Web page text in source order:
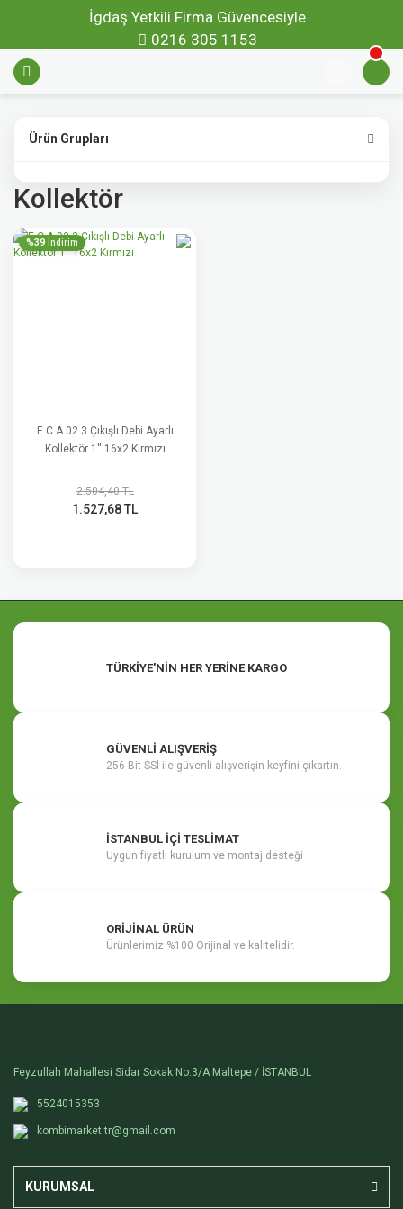
İgdaş Yetkili Firma Güvencesiyle
0216 305 1153
Ürün Grupları
Kollektör
%39 indirim
E.C.A 02 3 Çıkışlı Debi Ayarlı
Kollektör 1'' 16x2 Kırmızı
2.504,40 TL
1.527,68 TL
TÜRKİYE'NİN HER YERİNE KARGO
GÜVENLİ ALIŞVERİŞ
256 Bit SSl ile güvenli alışverişin keyfini çıkartın.
İSTANBUL İÇİ TESLİMAT
Uygun fiyatlı kurulum ve montaj desteği
ORİJİNAL ÜRÜN
Ürünlerimiz %100 Orijinal ve kalitelidir.
Feyzullah Mahallesi Sidar Sokak No:3/A Maltepe / İSTANBUL
5524015353
kombimarket.tr@gmail.com
KURUMSAL